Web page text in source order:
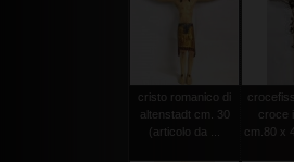
cristo romanico di
altenstadt cm. 30
(articolo da ...
croce
cm.80 x